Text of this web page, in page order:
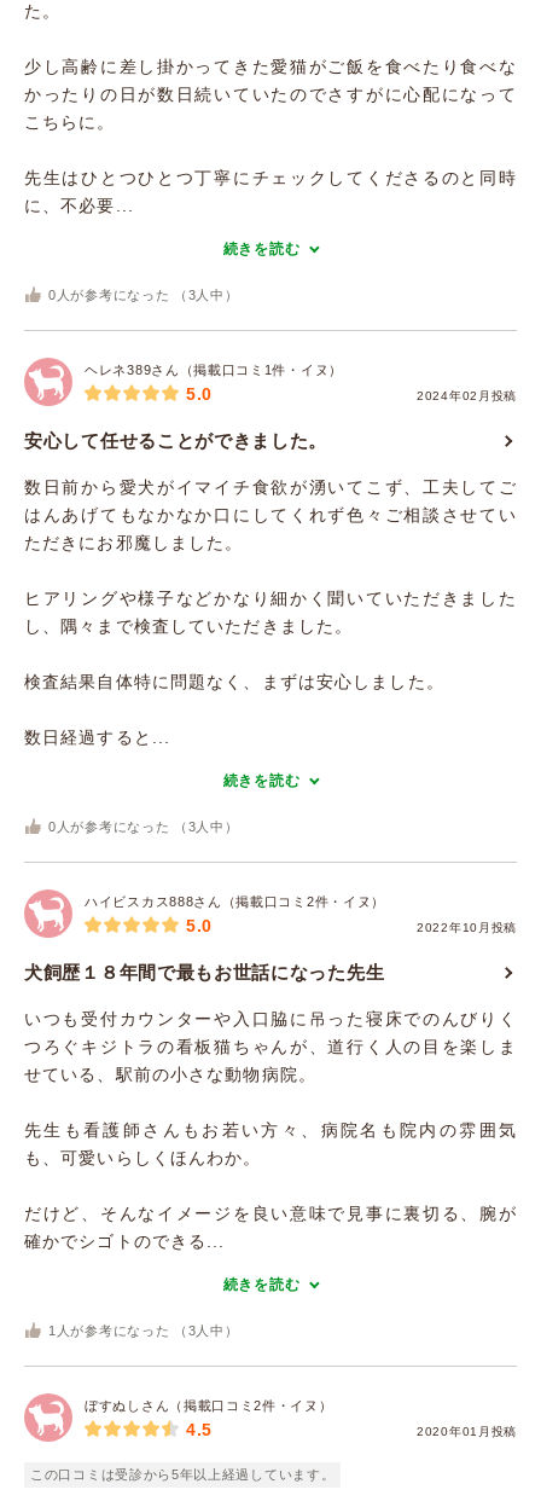
た。
少し高齢に差し掛かってきた愛猫がご飯を食べたり食べな
かったりの日が数日続いていたのでさすがに心配になって
こちらに。
先生はひとつひとつ丁寧にチェックしてくださるのと同時
に、不必要...
続きを読む
0 人が参考になった （ 3 人中）
ヘレネ389さん（掲載口コミ1件・イヌ）
2024年02月投稿
5.0
安心して任せることができました。
数日前から愛犬がイマイチ食欲が湧いてこず、工夫してご
はんあげてもなかなか口にしてくれず色々ご相談させてい
ただきにお邪魔しました。
ヒアリングや様子などかなり細かく聞いていただきました
し、隅々まで検査していただきました。
検査結果自体特に問題なく、まずは安心しました。
数日経過すると...
続きを読む
0 人が参考になった （ 3 人中）
ハイビスカス888さん（掲載口コミ2件・イヌ）
2022年10月投稿
5.0
犬飼歴１８年間で最もお世話になった先生
いつも受付カウンターや入口脇に吊った寝床でのんびりく
つろぐキジトラの看板猫ちゃんが、道行く人の目を楽しま
せている、駅前の小さな動物病院。
先生も看護師さんもお若い方々、病院名も院内の雰囲気
も、可愛いらしくほんわか。
だけど、そんなイメージを良い意味で見事に裏切る、腕が
確かでシゴトのできる...
続きを読む
1 人が参考になった （ 3 人中）
ぼすぬしさん（掲載口コミ2件・イヌ）
2020年01月投稿
4.5
この口コミは受診から5年以上経過しています。